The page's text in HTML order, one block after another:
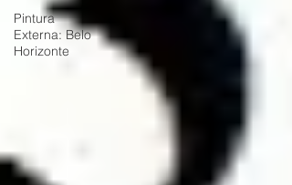
Pintura
Externa: Belo
Horizonte